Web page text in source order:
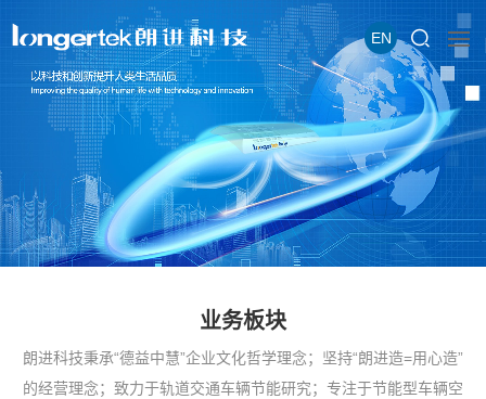
EN
业务板块
朗进科技秉承“德益中慧”企业文化哲学理念；坚持“朗进造=用心造”
的经营理念；致力于轨道交通车辆节能研究；专注于节能型车辆空